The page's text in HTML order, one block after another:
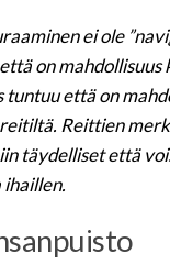
ei ole
on mahdollisuus
tuntuu että on
Reittien
täydelliset että
ihaillen.